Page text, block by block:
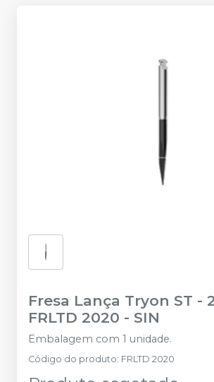
Fresa Lança Tryon ST -
FRLTD 2020 - SIN
Embalagem com 1 unidade.
Código do produto: FRLTD 2020